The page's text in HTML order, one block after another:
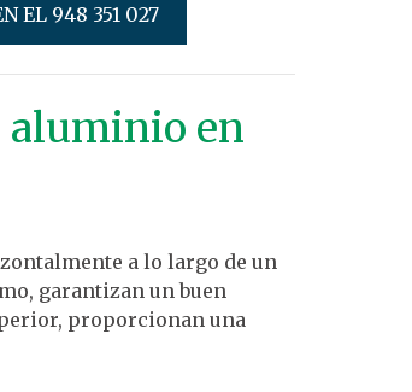
EL 948 351 027
aluminio en
a lo largo de un
garantizan un buen
proporcionan una